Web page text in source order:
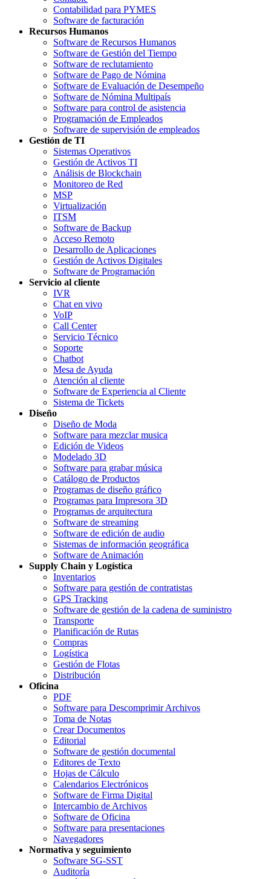
Contabilidad para PYMES
Software de facturación
Recursos Humanos
Software de Recursos Humanos
Software de Gestión del Tiempo
Software de reclutamiento
Software de Pago de Nómina
Software de Evaluación de Desempeño
Software de Nómina Multipaís
Software para control de asistencia
Programación de Empleados
Software de supervisión de empleados
Gestión de TI
Sistemas Operativos
Gestión de Activos TI
Análisis de Blockchain
Monitoreo de Red
MSP
Virtualización
ITSM
Software de Backup
Acceso Remoto
Desarrollo de Aplicaciones
Gestión de Activos Digitales
Software de Programación
Servicio al cliente
IVR
Chat en vivo
VoIP
Call Center
Servicio Técnico
Soporte
Chatbot
Mesa de Ayuda
Atención al cliente
Software de Experiencia al Cliente
Sistema de Tickets
Diseño
Diseño de Moda
Software para mezclar musica
Edición de Videos
Modelado 3D
Software para grabar música
Catálogo de Productos
Programas de diseño gráfico
Programas para Impresora 3D
Programas de arquitectura
Software de streaming
Software de edición de audio
Sistemas de información geográfica
Software de Animación
Supply Chain y Logística
Inventarios
Software para gestión de contratistas
GPS Tracking
Software de gestión de la cadena de suministro
Transporte
Planificación de Rutas
Compras
Logística
Gestión de Flotas
Distribución
Oficina
PDF
Software para Descomprimir Archivos
Toma de Notas
Crear Documentos
Editorial
Software de gestión documental
Editores de Texto
Hojas de Cálculo
Calendarios Electrónicos
Software de Firma Digital
Intercambio de Archivos
Software de Oficina
Software para presentaciones
Navegadores
Normativa y seguimiento
Software SG-SST
Auditoría